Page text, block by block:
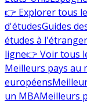
👉 Explorer tous
d'étudesGuides
études à l'étranger
ligne👉 Voir tous
Meilleurs pays au
européens
un MBAMeilleurs